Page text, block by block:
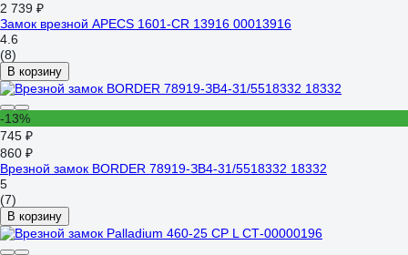
2 739 ₽
Замок врезной APECS 1601-CR 13916 00013916
4.6
(8)
В корзину
-13%
745 ₽
860 ₽
Врезной замок BORDER 78919-ЗВ4-31/5518332 18332
5
(7)
В корзину